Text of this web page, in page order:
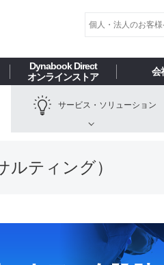
Dynabook Direct
オンラインストア
会
サービス・ ソリューション
ティング）